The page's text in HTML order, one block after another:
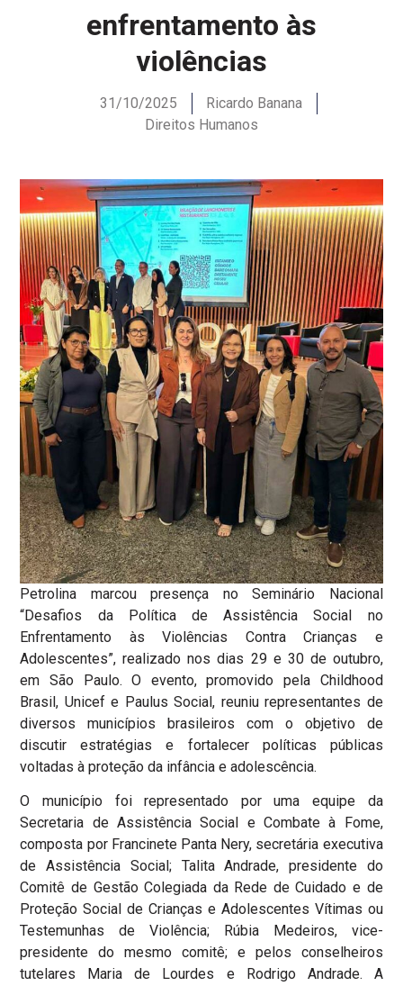
enfrentamento às
violências
31/10/2025
Ricardo Banana
Direitos Humanos
Petrolina marcou presença no Seminário Nacional
“Desafios da Política de Assistência Social no
Enfrentamento às Violências Contra Crianças e
Adolescentes”, realizado nos dias 29 e 30 de outubro,
em São Paulo. O evento, promovido pela Childhood
Brasil, Unicef e Paulus Social, reuniu representantes de
diversos municípios brasileiros com o objetivo de
discutir estratégias e fortalecer políticas públicas
voltadas à proteção da infância e adolescência.
O município foi representado por uma equipe da
Secretaria de Assistência Social e Combate à Fome,
composta por Francinete Panta Nery, secretária executiva
de Assistência Social; Talita Andrade, presidente do
Comitê de Gestão Colegiada da Rede de Cuidado e de
Proteção Social de Crianças e Adolescentes Vítimas ou
Testemunhas de Violência; Rúbia Medeiros, vice-
presidente do mesmo comitê; e pelos conselheiros
tutelares Maria de Lourdes e Rodrigo Andrade. A